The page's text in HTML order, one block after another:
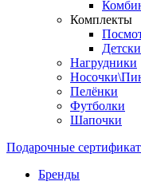
Комплекты
Нагрудники
Пелёнки
Футболки
Шапочки
Подарочные
Бренды